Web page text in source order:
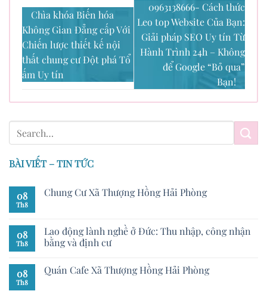
Chìa khóa Biến hóa
Không Gian Đẳng cấp Với
Chiến lược thiết kế nội
thất chung cư Đột phá Tổ
ấm Uy tín
0963138666- Cách thức
Leo top Website Của Bạn:
Giải pháp SEO Uy tín Từ
Hành Trình 24h – Không
để Google “Bỏ qua”
Bạn!
BÀI VIẾT – TIN TỨC
08
Th8
Chung Cư Xã Thượng Hồng Hải Phòng
08
Th8
Lao động lành nghề ở Đức: Thu nhập, công nhận
bằng và định cư
08
Th8
Quán Cafe Xã Thượng Hồng Hải Phòng